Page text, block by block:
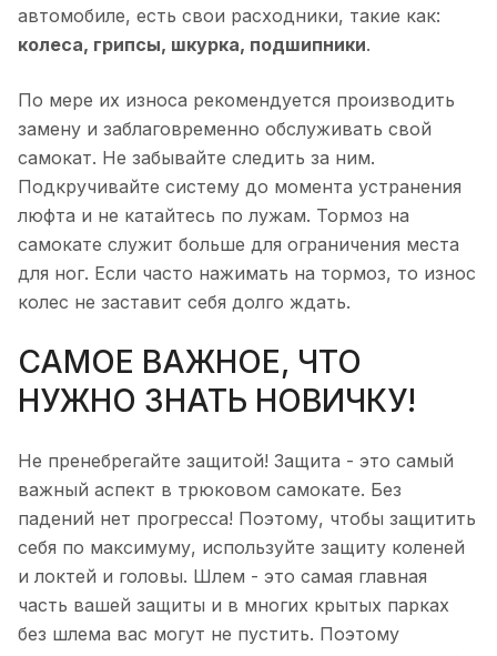
автомобиле, есть свои расходники, такие как:
колеса, грипсы, шкурка, подшипники.
По мере их износа рекомендуется производить
замену и заблаговременно обслуживать свой
самокат. Не забывайте следить за ним.
Подкручивайте систему до момента устранения
люфта и не катайтесь по лужам. Тормоз на
самокате служит больше для ограничения места
для ног. Если часто нажимать на тормоз, то износ
колес не заставит себя долго ждать.
САМОЕ ВАЖНОЕ, ЧТО
НУЖНО ЗНАТЬ НОВИЧКУ!
Не пренебрегайте защитой! Защита - это самый
важный аспект в трюковом самокате. Без
падений нет прогресса! Поэтому, чтобы защитить
себя по максимуму, используйте защиту коленей
и локтей и головы. Шлем - это самая главная
часть вашей защиты и в многих крытых парках
без шлема вас могут не пустить. Поэтому